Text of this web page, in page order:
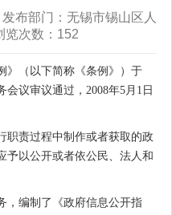
布部门：无锡市锡山区人
次数： 152
》（以下简称《条例》）于
会议审议通过，2008年5月1日
责过程中制作或者获取的政
予以公开或者依公民、法人和
编制了《政府信息公开指